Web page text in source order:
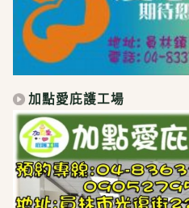
加點愛庇護工場